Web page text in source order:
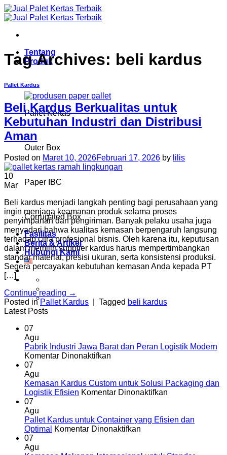
Skip
to
Tentang
Produk
Pallet Kertas
Outer Box
Paper IBC
Corrugated Box
Fasilitas
Berita & Artikel
Hubungi Kami
Tag Archives: beli kardus
Pallet Kardus
Beli Kardus Berkualitas untuk
Kebutuhan Industri dan Distribusi
Aman
Posted on Maret 10, 2026Februari 17, 2026 by lilis
10
Mar
Beli kardus menjadi langkah penting bagi perusahaan yang
ingin menjaga keamanan produk selama proses
penyimpanan dan pengiriman. Banyak pelaku usaha juga
menyadari bahwa kualitas kemasan berpengaruh langsung
terhadap citra profesional bisnis. Oleh karena itu, keputusan
dalam memilih supplier kardus harus mempertimbangkan
standar material, presisi ukuran, serta konsistensi produksi.
Segera percayakan kebutuhan kemasan Anda kepada PT
[…]
Continue reading →
Posted inPallet Kardus Tagged beli kardus
Latest Posts
07
Agu
Pabrik Industri Jawa Barat dan Peran Logistik Modern
Komentar Dinonaktifkan
Jawa
Barat
Logistik
Modern
07
Agu
Kemasan Kardus Custom untuk Solusi Packaging dan
Logistik Efisien Komentar Dinonaktifkan
Custom
07
Agu
Pallet Kardus untuk Container yang Efisien dan
Optimal
Komentar Dinonaktifkan
07
Agu